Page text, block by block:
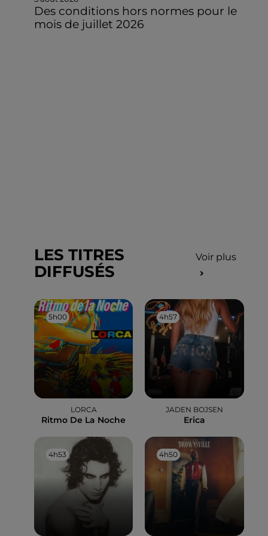
Des conditions hors normes pour le
mois de juillet 2026
LES TITRES
DIFFUSÉS
Voir plus
5h00
5h00
LORCA
Ritmo De La Noche
4h57
4h57
JADEN BOJSEN
Erica
4h53
4h53 4h50
4h50